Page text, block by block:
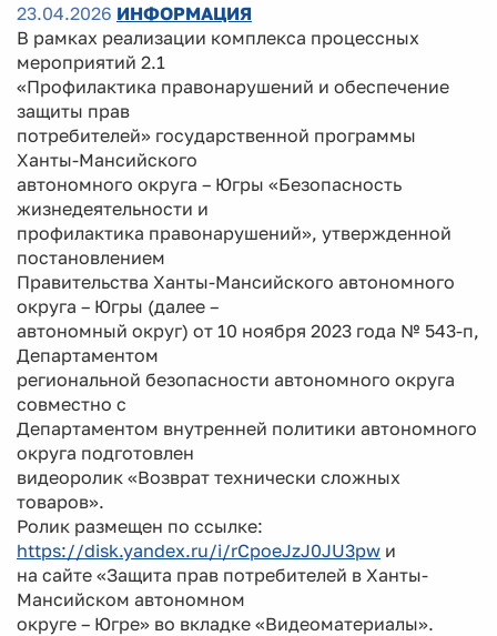
23.04.2026 ИНФОРМАЦИЯ
В рамках реализации комплекса процессных
мероприятий 2.1
«Профилактика правонарушений и обеспечение
защиты прав
потребителей» государственной программы
Ханты-Мансийского
автономного округа – Югры «Безопасность
жизнедеятельности и
профилактика правонарушений», утвержденной
постановлением
Правительства Ханты-Мансийского автономного
округа – Югры (далее –
автономный округ) от 10 ноября 2023 года № 543-п,
Департаментом
региональной безопасности автономного округа
совместно с
Департаментом внутренней политики автономного
округа подготовлен
видеоролик «Возврат технически сложных
товаров».
Ролик размещен по ссылке:
https://disk.yandex.ru/i/rCpoeJzJ0JU3pw и
на сайте «Защита прав потребителей в Ханты-
Мансийском автономном
округе – Югре» во вкладке «Видеоматериалы».